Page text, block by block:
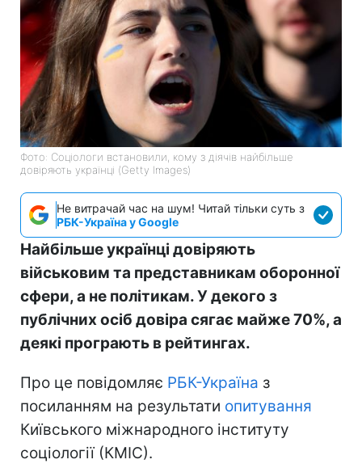
Фото: Соціологи встановили, кому з діячів найбільше
довіряють українці (Getty Images)
Не витрачай час на шум! Читай тільки суть з
РБК-Україна у Google
Найбільше українці довіряють
військовим та представникам оборонної
сфери, а не політикам. У декого з
публічних осіб довіра сягає майже 70%, а
деякі програють в рейтингах.
Про це повідомляє РБК-Україна з
посиланням на результати опитування
Київського міжнародного інституту
соціології (КМІС).